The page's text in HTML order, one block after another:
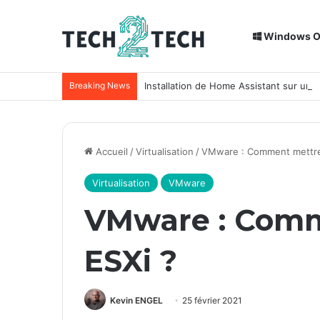
Windows
Breaking News Installation de Home Assistant sur un
Accueil /Virtualisation /VMware : Comment
Virtualisation VMware
VMware :
ESXi ?
Kevin ENGEL 25 février 2021